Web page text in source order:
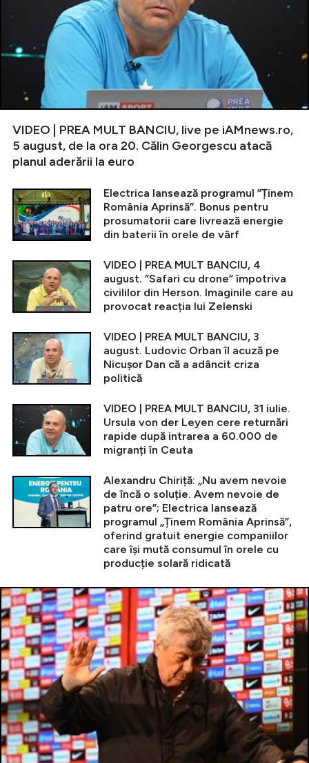
VIDEO | PREA MULT BANCIU, live pe iAMnews.ro,
5 august, de la ora 20. Călin Georgescu atacă
planul aderării la euro
Electrica lansează programul ”Ținem
România Aprinsă”. Bonus pentru
prosumatorii care livrează energie
din baterii în orele de vârf
VIDEO | PREA MULT BANCIU, 4
august. ”Safari cu drone” împotriva
civililor din Herson. Imaginile care au
provocat reacția lui Zelenski
VIDEO | PREA MULT BANCIU, 3
august. Ludovic Orban îl acuză pe
Nicușor Dan că a adâncit criza
politică
VIDEO | PREA MULT BANCIU, 31 iulie.
Ursula von der Leyen cere returnări
rapide după intrarea a 60.000 de
migranți în Ceuta
Alexandru Chiriță: „Nu avem nevoie
de încă o soluție. Avem nevoie de
patru ore”; Electrica lansează
programul „Ținem România Aprinsă”,
oferind gratuit energie companiilor
care își mută consumul în orele cu
producție solară ridicată